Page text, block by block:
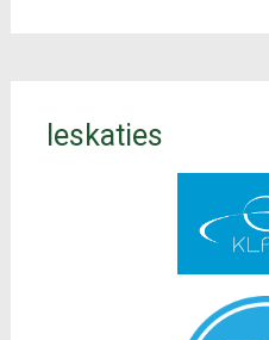
Ieskaties